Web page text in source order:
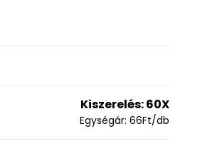
Kiszerelés:60X
Egységár: 66Ft/db